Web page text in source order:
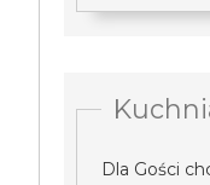
Dla Gości